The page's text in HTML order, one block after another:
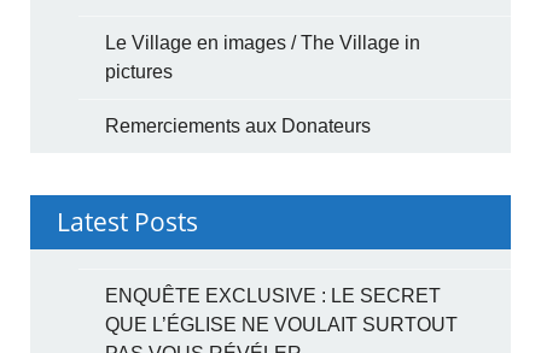
Le Village en images / The Village in
pictures
Remerciements aux Donateurs
Latest Posts
ENQUÊTE EXCLUSIVE : LE SECRET
QUE L’ÉGLISE NE VOULAIT SURTOUT